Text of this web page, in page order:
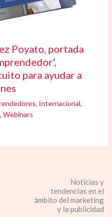
Poyato, portada
para ayudar a
, Internacional,
,Webinars
Noticias y
tendencias en el
ámbito del marketing
y la publicidad